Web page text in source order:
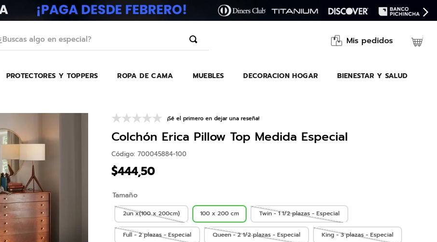
Mis pedidos
PROTECTORES Y TOPPERS ROPA DE CAMA MUEBLES DECORACION HOGAR BIENESTAR Y SALUD
¡Sé el primero en dejar una reseña!
Colchón Erica Pillow Top Medida Especial
Código: 700045884-100
$444,50
Tamaño
2un x(100 x 200cm) 100 x 200 cm Twin - 1 1/2 plazas - Especial
Full - 2 plazas - Especial Queen - 2 1/2 plazas - Especial King - 3 plazas - Especial
TÉRMINOS MÁS BUSCADOS
2.
almohada
3.
4.
harmony
5.
base
6.
beautyrest
7.
almohadas
8 .
sofa cama
9.